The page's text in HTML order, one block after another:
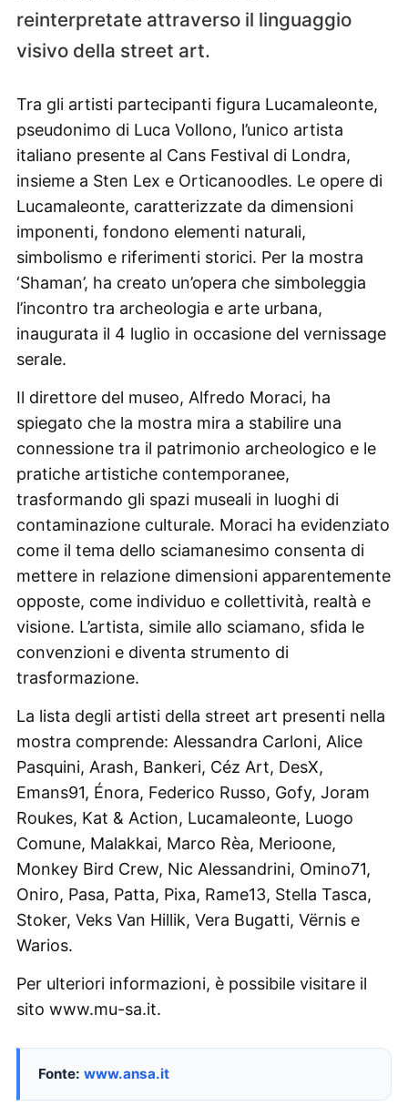
reinterpretate attraverso il linguaggio
visivo della street art.
Tra gli artisti partecipanti figura Lucamaleonte,
pseudonimo di Luca Vollono, l’unico artista
italiano presente al Cans Festival di Londra,
insieme a Sten Lex e Orticanoodles. Le opere di
Lucamaleonte, caratterizzate da dimensioni
imponenti, fondono elementi naturali,
simbolismo e riferimenti storici. Per la mostra
‘Shaman’, ha creato un’opera che simboleggia
l’incontro tra archeologia e arte urbana,
inaugurata il 4 luglio in occasione del vernissage
serale.
Il direttore del museo, Alfredo Moraci, ha
spiegato che la mostra mira a stabilire una
connessione tra il patrimonio archeologico e le
pratiche artistiche contemporanee,
trasformando gli spazi museali in luoghi di
contaminazione culturale. Moraci ha evidenziato
come il tema dello sciamanesimo consenta di
mettere in relazione dimensioni apparentemente
opposte, come individuo e collettività, realtà e
visione. L’artista, simile allo sciamano, sfida le
convenzioni e diventa strumento di
trasformazione.
La lista degli artisti della street art presenti nella
mostra comprende: Alessandra Carloni, Alice
Pasquini, Arash, Bankeri, Céz Art, DesX,
Emans91, Énora, Federico Russo, Gofy, Joram
Roukes, Kat & Action, Lucamaleonte, Luogo
Comune, Malakkai, Marco Rèa, Merioone,
Monkey Bird Crew, Nic Alessandrini, Omino71,
Oniro, Pasa, Patta, Pixa, Rame13, Stella Tasca,
Stoker, Veks Van Hillik, Vera Bugatti, Vërnis e
Warios.
Per ulteriori informazioni, è possibile visitare il
sito www.mu-sa.it.
Fonte: www.ansa.it